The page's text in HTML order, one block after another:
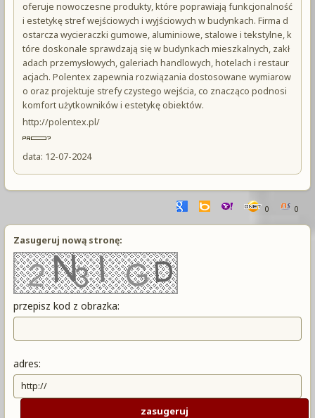
oferuje nowoczesne produkty, które poprawiają funkcjonalność
i estetykę stref wejściowych i wyjściowych w budynkach. Firma d
ostarcza wycieraczki gumowe, aluminiowe, stalowe i tekstylne, k
tóre doskonale sprawdzają się w budynkach mieszkalnych, zakł
adach przemysłowych, galeriach handlowych, hotelach i restaur
acjach. Polentex zapewnia rozwiązania dostosowane wymiarow
o oraz projektuje strefy czystego wejścia, co znacząco podnosi
komfort użytkowników i estetykę obiektów.
http://polentex.pl/
data: 12-07-2024
0 0
Zasugeruj nową stronę:
przepisz kod z obrazka:
adres: